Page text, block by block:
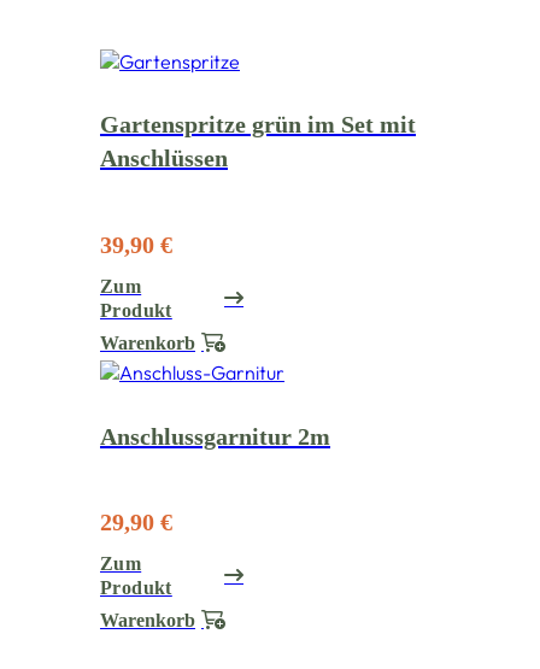
Gartenspritze grün im Set mit
Anschlüssen
39,90 €
Zum
Produkt
Warenkorb
Anschlussgarnitur 2m
29,90 €
Zum
Produkt
Warenkorb